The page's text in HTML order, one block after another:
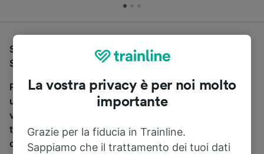
Se stai cercando un pullman per viaggiare da La
Spezia a Genova Brignole, sei nel posto giusto.
Per trovare i biglietti dei pullman, è sufficiente avviare
una ricerca in alto, e compareremo i tempi e i costi del
viaggio in treno e in pullman. Con Trainline puoi
trovare i biglietti per viaggiare con oltre 170
compagnie ferroviarie e dei pullman.
La vostra privacy è per noi molto
importante
Grazie per la fiducia in Trainline.
Sappiamo che il trattamento dei tuoi dati